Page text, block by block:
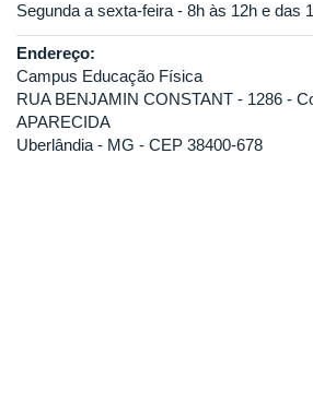
Segunda a sexta-feira - 8h às 12h e das
Endereço:
Campus Educação Física
RUA BENJAMIN CONSTANT - 1286 -
APARECIDA
Uberlândia - MG - CEP 38400-678